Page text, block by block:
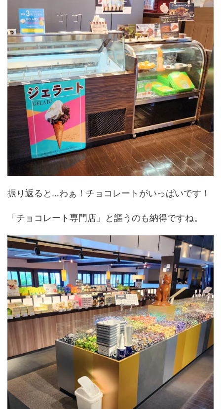
振り返ると…わぁ！チョコレートがいっぱいです！
「チョコレート専門店」と謳うのも納得ですね。